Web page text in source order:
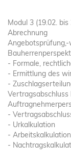
Modul 3 (19.02.
Abrechnung
- Formale,
- Ermittlung des
-
-
- Urkalkulation
-
-